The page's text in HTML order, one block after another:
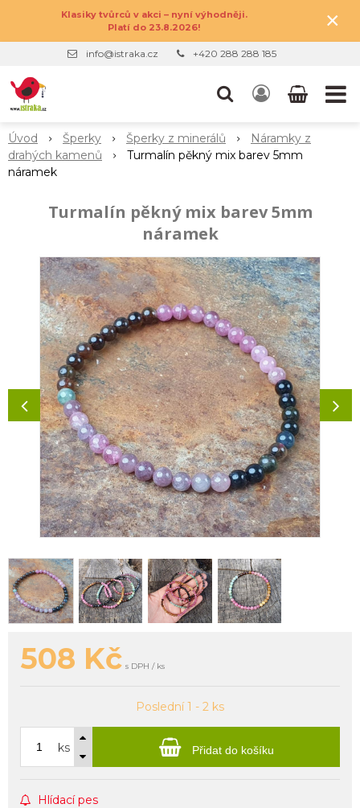
Klasiky tvůrců v akci – nyní výhodněji.
Platí do 23.8.2026!
×
info@istraka.cz +420 288 288 185
Úvod Šperky Šperky z minerálů
Náramky z
drahých kamenů
Turmalín pěkný mix barev 5mm
náramek
Turmalín pěkný mix barev 5mm
náramek
508 Kč s DPH / ks
Poslední 1 - 2 ks
ks Přidat do košíku
Hlídací pes